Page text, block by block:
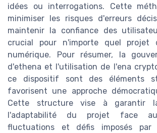
idées ou interrogations. Cette
minimiser les risques d'erreurs
maintenir la confiance des
crucial pour n'importe quel projet
numérique. Pour résumer, la
d'ethena et l'utilisation de l'ena
ce dispositif sont des éléments
favorisent une approche
Cette structure vise à garantir
l'adaptabilité du projet face
fluctuations et défis imposés